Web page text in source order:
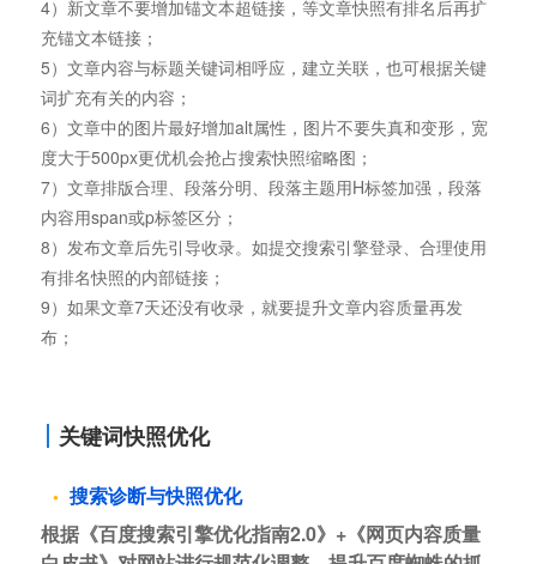
4）新文章不要增加锚文本超链接，等文章快照有排名后再扩
充锚文本链接；
5）文章内容与标题关键词相呼应，建立关联，也可根据关键
词扩充有关的内容；
6）文章中的图片最好增加alt属性，图片不要失真和变形，宽
度大于500px更优机会抢占搜索快照缩略图；
7）文章排版合理、段落分明、段落主题用H标签加强，段落
内容用span或p标签区分；
8）发布文章后先引导收录。如提交搜索引擎登录、合理使用
有排名快照的内部链接；
9）如果文章7天还没有收录，就要提升文章内容质量再发
布；
关键词快照优化
搜索诊断与快照优化
根据《百度搜索引擎优化指南2.0》+《网页内容质量